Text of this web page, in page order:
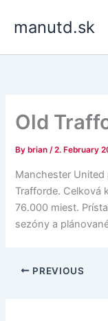
manutd.sk
Old
By brian/2. February
Manchester United
Trafforde. Celková
76.000 miest.
sezóny a
PREVIOUS